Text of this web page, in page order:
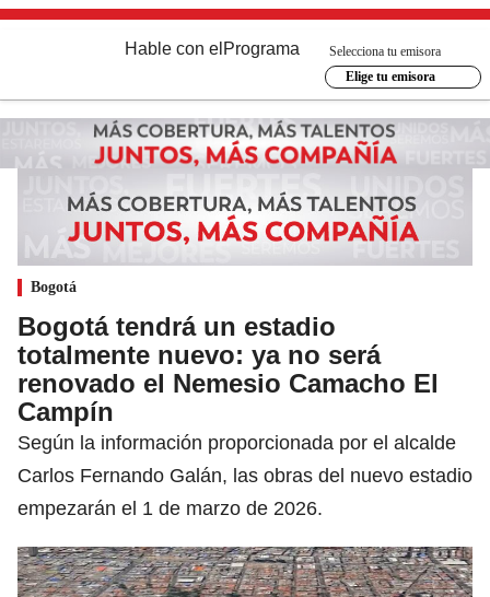
Hable con el Programa
Selecciona tu emisora
Elige tu emisora
Bogotá
Bogotá tendrá un estadio
totalmente nuevo: ya no será
renovado el Nemesio Camacho El
Campín
Según la información proporcionada por el alcalde
Carlos Fernando Galán, las obras del nuevo estadio
empezarán el 1 de marzo de 2026.